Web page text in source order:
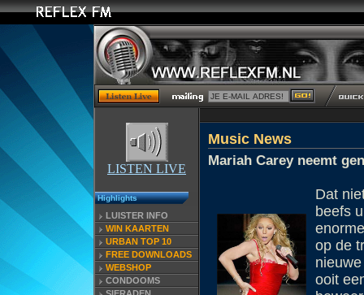
LISTEN LIVE
Highlights
LUISTER INFO
WIN KAARTEN
URBAN TOP 10
FREE DOWNLOADS
WEBSHOP
CONDOOMS
Music News
Mariah Carey neemt
Dat
beefs
op de
ooit